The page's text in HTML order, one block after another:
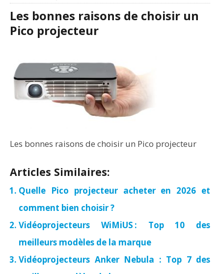
Les bonnes raisons de choisir un
Pico projecteur
Les bonnes raisons de choisir un Pico projecteur
Articles Similaires:
Quelle Pico projecteur acheter en 2026 et
comment bien choisir ?
Vidéoprojecteurs WiMiUS : Top 10 des
meilleurs modèles de la marque
Vidéoprojecteurs Anker Nebula : Top 7 des